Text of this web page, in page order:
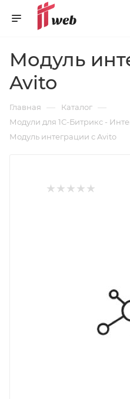
Модуль
Avito
Главная — Каталог —
Модули для 1С-Битрикс -
Модуль интеграции с Avito